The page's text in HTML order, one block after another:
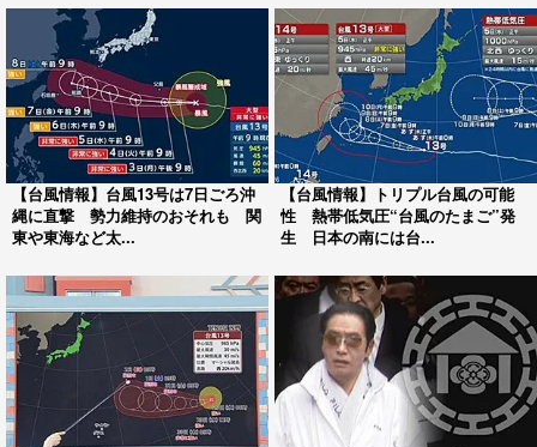
【台風情報】台風13号は7日ごろ沖
縄に直撃 勢力維持のおそれも 関
東や東海など太...
【台風情報】トリプル台風の可能
性 熱帯低気圧“台風のたまご”発
生 日本の南には台...